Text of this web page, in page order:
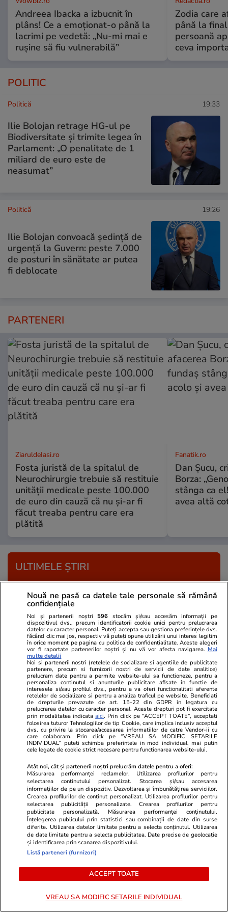
Andreea Ibacka a izbucnit în
plâns! Ce a emoționat-o până la
lacrimi pe vedetă: „Nu-mi mai e
rușine să fiu vulnerabilă”
Zodia care
până la
persoană
ceva
POLITIC
Politică 19:33
Ilie Bolojan retrage HG-ul pe
Biodiversitate și trimite legea în
Parlament: „O penalitate de 1
miliard de euro este de
neasumat”
Politică 19:26
Ilie Bolojan convoacă ședință de
urgență la Guvern: peste 7.000
de posturi în sănătate ar putea
fi deblocate
PARTENERI
ZiaruldeIasi.ro
Fosta juristă de la spitalul de
Neurochirurgie trebuie să restituie
unității medicale peste 100.000
de euro din cauză că nu și-ar fi
făcut treaba pentru care era
plătită
Fanatik.ro
Dan Şucu,
Borza:
stânga ca
avea altă
ULTIMELE ȘTIRI
Politică 19:33
Ilie Bolojan retrage HG-ul pe Biodiversitate și
trimite legea în Parlament: „O penalitate de 1
miliard de euro este de neasumat”
Știri România 19:28
ROMATSA mai are bani de funcționare pentru
doar 3 săptămâni. Procesul cu Pfizer amânat,
fondurile rămân blocate până în ianuarie 2027
Politică 19:26
Ilie Bolojan convoacă ședință de urgență la
Guvern: peste 7.000 de posturi în sănătate ar
putea fi deblocate
Știri Externe 19:11
Producția de petrol din Kazahstan s-a prăbușit
la jumătate: livrările vizează doar Chevron, nu
Citește mai multe
Nouă ne pasă ca datele tale personale să rămână
confidențiale
Noi și partenerii noștri 596 stocăm și/sau accesăm informații pe
dispozitivul dvs., precum identificatorii cookie unici pentru prelucrarea
datelor cu caracter personal. Puteți accepta sau gestiona preferințele dvs.
făcând clic mai jos, respectiv vă puteți opune utilizării unui interes legitim
în orice moment pe pagina cu politica de confidențialitate. Aceste alegeri
vor fi raportate partenerilor noștri și nu vă vor afecta navigarea. Mai
multe detalii
Noi si partenerii nostri (retelele de socializare si agentiile de publicitate
partenere, precum si furnizorii nostri de servicii de date analitice)
prelucram date pentru a permite website-ului sa functioneze, pentru a
personaliza continutul si anunturile publicitare afisate in functie de
interesele si/sau profilul dvs., pentru a va oferi functionalitati aferente
retelelor de socializare si pentru a analiza traficul pe website. Beneficiati
de drepturile prevazute de art. 15-22 din GDPR in legatura cu
prelucrarea datelor cu caracter personal. Aceste drepturi pot fi exercitate
prin modalitatea indicataaici. Prin click pe “ACCEPT TOATE”, acceptati
folosirea tuturor Tehnologiilor de tip Cookie, care implica inclusiv acceptul
dvs. cu privire la stocarea/accesarea informatiilor de catre Vendor-ii cu
care colaboram. Prin click pe “VREAU SA MODIFIC SETARILE
INDIVIDUAL” puteti schimba preferintele in mod individual, mai putin
cele legate de cookie strict necesare pentru functionarea website-ului.
Atât noi, cât și partenerii noștri prelucrăm datele pentru a oferi:
Măsurarea performanței reclamelor. Utilizarea profilurilor pentru
selectarea conținutului personalizat. Stocarea și/sau accesarea
informațiilor de pe un dispozitiv. Dezvoltarea și îmbunătățirea serviciilor.
Crearea profilurilor de conținut personalizat. Utilizarea profilurilor pentru
selectarea publicității personalizate. Crearea profilurilor pentru
publicitate personalizată. Măsurarea performanței conținutului.
Înțelegerea publicului prin statistici sau combinații de date din surse
diferite. Utilizarea datelor limitate pentru a selecta conținutul. Utilizarea
de date limitate pentru a selecta publicitatea. Date precise de geolocație
și identificarea prin scanarea dispozitivului.
Listă parteneri (furnizori)
ACCEPT TOATE
VREAU SA MODIFIC SETARILE INDIVIDUAL